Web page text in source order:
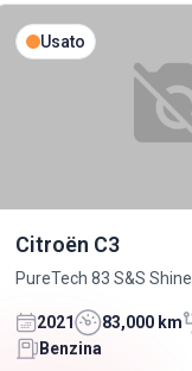
Usato
Citroën C3
PureTech 83 S&S Shine
2021 83,000 km
Benzina